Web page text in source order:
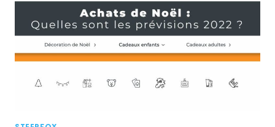
LIGNE
COMMENT
MAXIMISER
VOS
EN